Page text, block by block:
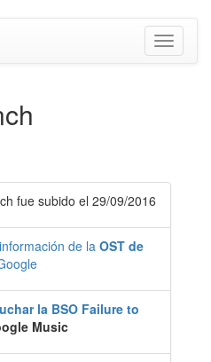
Toggle
fue subido el 29/09/2016
de laOST de
la BSO Failure to
Music